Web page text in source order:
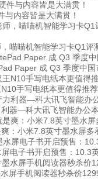
与内容皆是大满贯！
喵喵机智能学习卡Q1评
Paper 成 Q3 季度中国
手写电纸本更值得推荐
器—科大讯飞智能办公
：小米7.8英寸墨水屏多
电子书开启预售：10.3
屏手机阅读器秒杀价